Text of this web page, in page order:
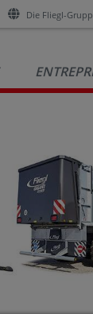
Die Fliegl-